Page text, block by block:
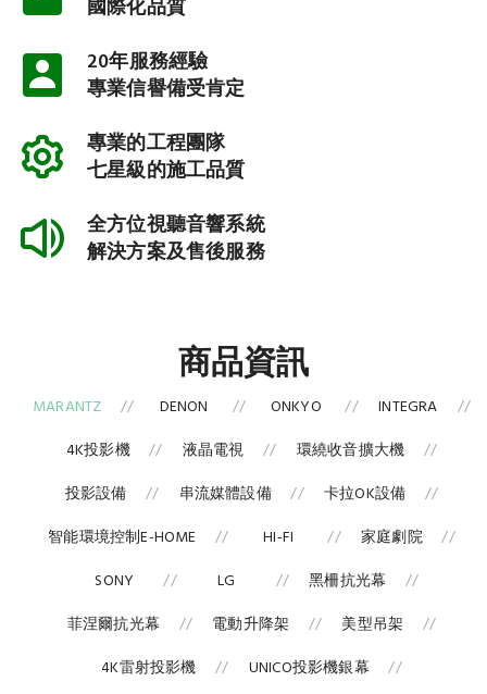
國際化品質
20年服務經驗
專業信譽備受肯定
專業的工程團隊
七星級的施工品質
全方位視聽音響系統
解決方案及售後服務
商品資訊
MARANTZ DENON ONKYO
INTEGRA
4K投影機
液晶電視
環繞收音擴大機
投影設備
串流媒體設備
卡拉OK設備
智能環境控制E-HOME
HI-FI
家庭劇院
SONY
LG
黑柵抗光幕
菲涅爾抗光幕
電動升降架
美型吊架
4K雷射投影機
UNICO投影機銀幕